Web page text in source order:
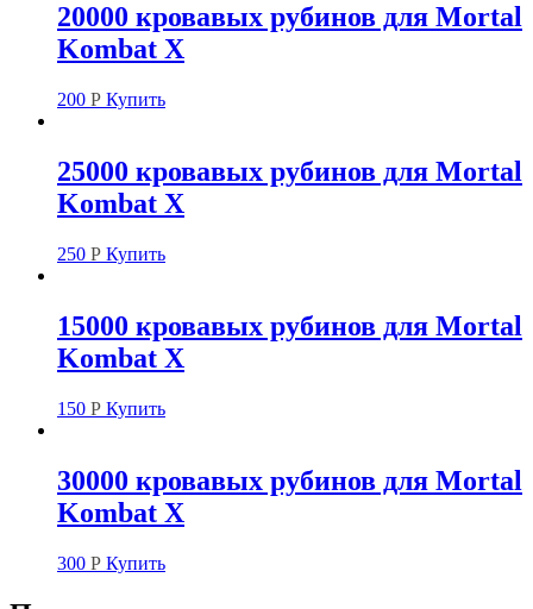
20000 кровавых рубинов для Mortal
Kombat X
200 Р Купить
25000 кровавых рубинов для Mortal
Kombat X
250 Р Купить
15000 кровавых рубинов для Mortal
Kombat X
150 Р Купить
30000 кровавых рубинов для Mortal
Kombat X
300 Р Купить